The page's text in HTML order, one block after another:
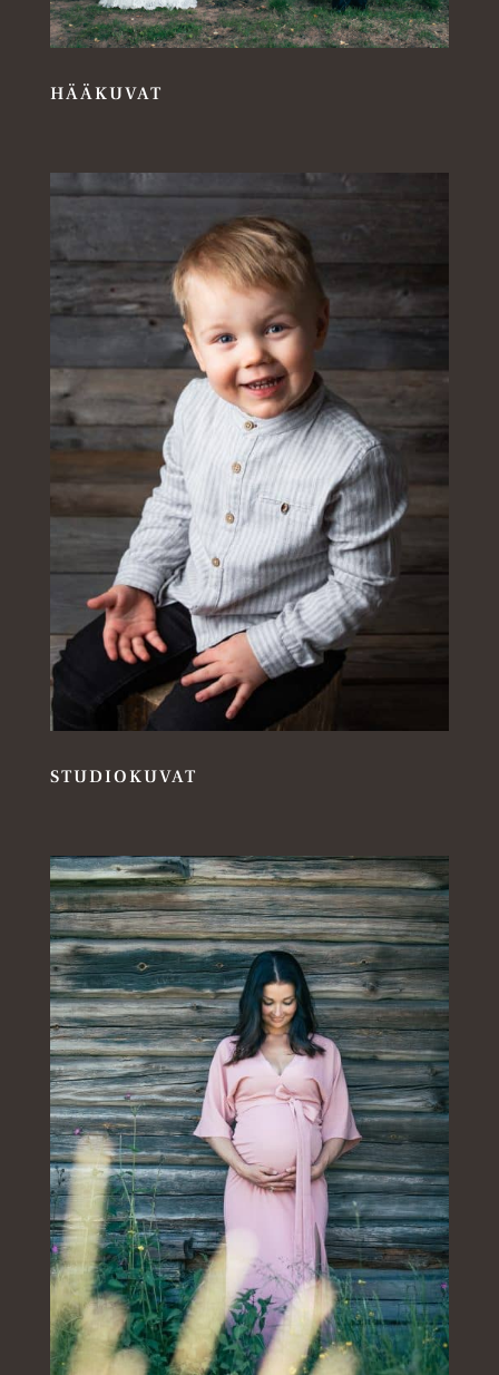
HÄÄKUVAT
STUDIOKUVAT